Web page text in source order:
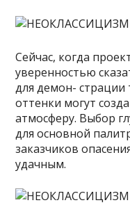
Сейчас, когда
уверенностью
для демон- страции
оттенки могут
атмосферу. Выбор
для основной
заказчиков
удачным.